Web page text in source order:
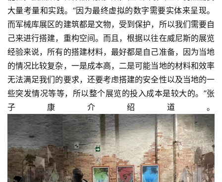
大量考量和实践。“因为最终虚拟的数字需要实体来呈现。
而军械库展区的建筑都是文物，受到保护，所以我们需要自
己来进行搭建，重构空间。而且，根据以往在威尼斯的展览
经验来说，所有的搭建材料，最好都是自己准备，因为当地
的情况比较复杂，一是成本高，二是可能当地的材料和效率
无法满足我们的要求，还要考虑搭建的安全性以及当地的一
些突发情况等等，所以整个展览的投入成本是较大的。”张
子康介绍道。